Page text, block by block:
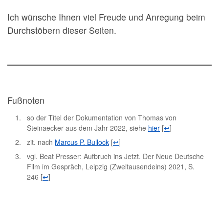
Ich wünsche Ihnen viel Freude und Anregung beim
Durchstöbern dieser Seiten.
Fußnoten
so der Titel der Dokumentation von Thomas von
Steinaecker aus dem Jahr 2022, siehe hier [↩]
zit. nach Marcus P. Bullock [↩]
vgl. Beat Presser: Aufbruch ins Jetzt. Der Neue Deutsche
Film im Gespräch, Leipzig (Zweitausendeins) 2021, S.
246 [↩]